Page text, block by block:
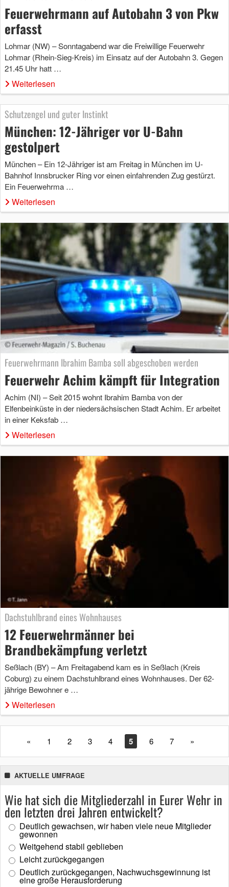
Feuerwehrmann auf Autobahn 3 von Pkw
erfasst
Lohmar (NW) – Sonntagabend war die Freiwillige Feuerwehr
Lohmar (Rhein-Sieg-Kreis) im Einsatz auf der Autobahn 3. Gegen
21.45 Uhr hatt …
Weiterlesen
Schutzengel und guter Instinkt
München: 12-Jähriger vor U-Bahn
gestolpert
München – Ein 12-Jähriger ist am Freitag in München im U-
Bahnhof Innsbrucker Ring vor einen einfahrenden Zug gestürzt.
Ein Feuerwehrma …
Weiterlesen
Feuerwehrmann Ibrahim Bamba soll abgeschoben werden
Feuerwehr Achim kämpft für Integration
Achim (NI) – Seit 2015 wohnt Ibrahim Bamba von der
Elfenbeinküste in der niedersächsischen Stadt Achim. Er arbeitet
in einer Keksfab …
Weiterlesen
Dachstuhlbrand eines Wohnhauses
12 Feuerwehrmänner bei
Brandbekämpfung verletzt
Seßlach (BY) – Am Freitagabend kam es in Seßlach (Kreis
Coburg) zu einem Dachstuhlbrand eines Wohnhauses. Der 62-
jährige Bewohner e …
Weiterlesen
« 1 2 3 4 5 6 7 »
AKTUELLE UMFRAGE
Wie hat sich die Mitgliederzahl in Eurer Wehr in
den letzten drei Jahren entwickelt?
Deutlich gewachsen, wir haben viele neue Mitglieder
gewonnen
Weitgehend stabil geblieben
Leicht zurückgegangen
Deutlich zurückgegangen, Nachwuchsgewinnung ist
eine große Herausforderung